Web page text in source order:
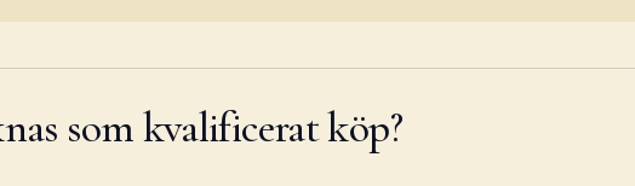
som kvalificerat köp?